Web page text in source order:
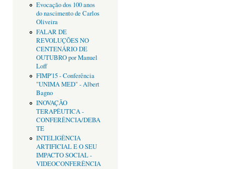
Evocação dos 100 anos
do nascimento de Carlos
Oliveira
FALAR DE
REVOLUÇÕES NO
CENTENÁRIO DE
OUTUBRO por Manuel
Loff
FIMP'15 - Conferência
"UNIMA MED" - Albert
Bagno
INOVAÇÃO
TERAPÊUTICA -
CONFERÊNCIA/DEBA
TE
INTELIGÊNCIA
ARTIFICIAL E O SEU
IMPACTO SOCIAL -
VIDEOCONFERÊNCIA